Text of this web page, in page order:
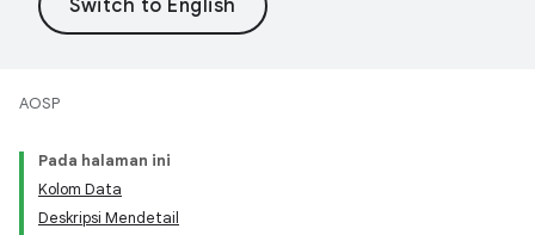
AOSP
Pada halaman ini
Kolom Data
Deskripsi Mendetail